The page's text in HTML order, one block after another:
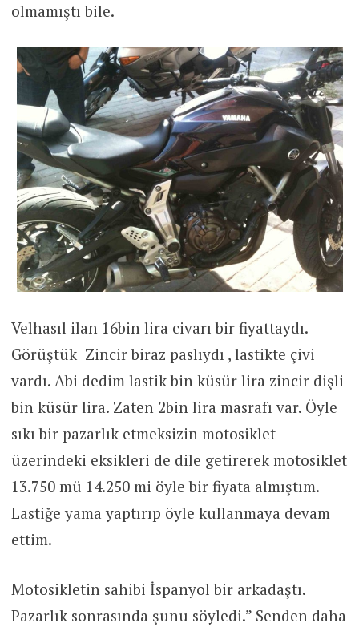
olmamıştı bile.
Velhasıl ilan 16bin lira civarı bir fiyattaydı.
Görüştük Zincir biraz paslıydı , lastikte çivi
vardı. Abi dedim lastik bin küsür lira zincir dişli
bin küsür lira. Zaten 2bin lira masrafı var. Öyle
sıkı bir pazarlık etmeksizin motosiklet
üzerindeki eksikleri de dile getirerek motosiklet
13.750 mü 14.250 mi öyle bir fiyata almıştım.
Lastiğe yama yaptırıp öyle kullanmaya devam
ettim.
Motosikletin sahibi İspanyol bir arkadaştı.
Pazarlık sonrasında şunu söyledi.” Senden daha